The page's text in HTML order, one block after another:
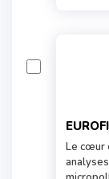
Le cœur